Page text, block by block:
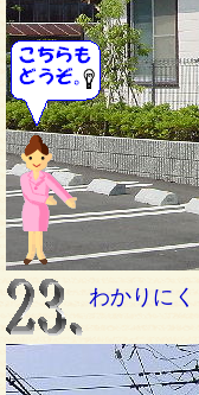
わかりに